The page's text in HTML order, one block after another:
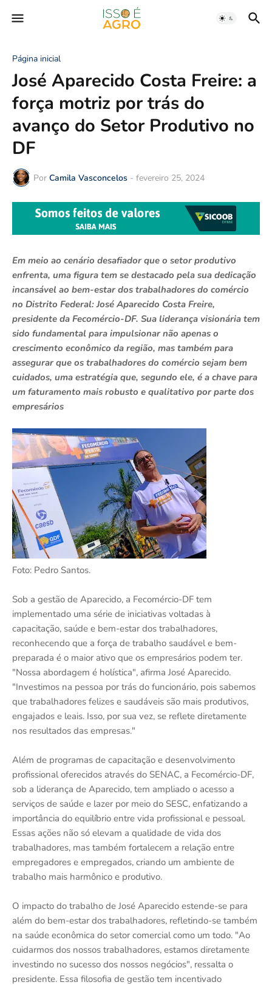
Página inicial
José Aparecido Costa Freire: a
força motriz por trás do
avanço do Setor Produtivo no
DF
Por Camila Vasconcelos - fevereiro 25, 2024
Em meio ao cenário desafiador que o setor produtivo
enfrenta, uma figura tem se destacado pela sua dedicação
incansável ao bem-estar dos trabalhadores do comércio
no Distrito Federal: José Aparecido Costa Freire,
presidente da Fecomércio-DF. Sua liderança visionária tem
sido fundamental para impulsionar não apenas o
crescimento econômico da região, mas também para
assegurar que os trabalhadores do comércio sejam bem
cuidados, uma estratégia que, segundo ele, é a chave para
um faturamento mais robusto e qualitativo por parte dos
empresários
Foto: Pedro Santos.
Sob a gestão de Aparecido, a Fecomércio-DF tem
implementado uma série de iniciativas voltadas à
capacitação, saúde e bem-estar dos trabalhadores,
reconhecendo que a força de trabalho saudável e bem-
preparada é o maior ativo que os empresários podem ter.
"Nossa abordagem é holística", afirma José Aparecido.
"Investimos na pessoa por trás do funcionário, pois sabemos
que trabalhadores felizes e saudáveis são mais produtivos,
engajados e leais. Isso, por sua vez, se reflete diretamente
nos resultados das empresas."
Além de programas de capacitação e desenvolvimento
profissional oferecidos através do SENAC, a Fecomércio-DF,
sob a liderança de Aparecido, tem ampliado o acesso a
serviços de saúde e lazer por meio do SESC, enfatizando a
importância do equilíbrio entre vida profissional e pessoal.
Essas ações não só elevam a qualidade de vida dos
trabalhadores, mas também fortalecem a relação entre
empregadores e empregados, criando um ambiente de
trabalho mais harmônico e produtivo.
O impacto do trabalho de José Aparecido estende-se para
além do bem-estar dos trabalhadores, refletindo-se também
na saúde econômica do setor comercial como um todo. "Ao
cuidarmos dos nossos trabalhadores, estamos diretamente
investindo no sucesso dos nossos negócios", ressalta o
presidente. Essa filosofia de gestão tem incentivado